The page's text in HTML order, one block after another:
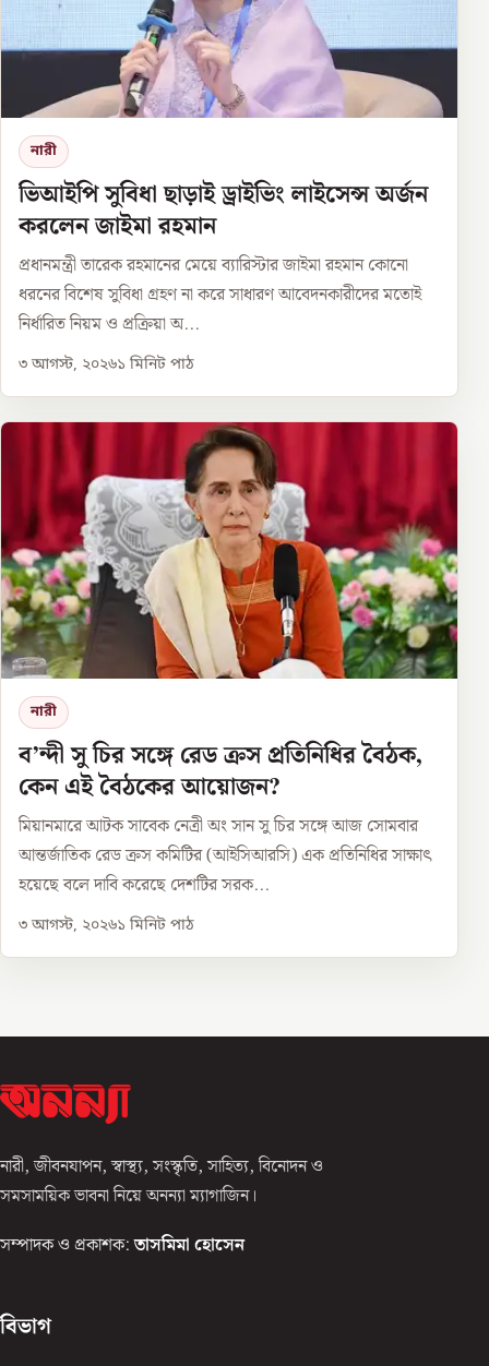
নারী
ভিআইপি সুবিধা ছাড়াই ড্রাইভিং লাইসেন্স অর্জন
করলেন জাইমা রহমান
প্রধানমন্ত্রী তারেক রহমানের মেয়ে ব্যারিস্টার জাইমা রহমান কোনো
ধরনের বিশেষ সুবিধা গ্রহণ না করে সাধারণ আবেদনকারীদের মতোই
নির্ধারিত নিয়ম ও প্রক্রিয়া অ...
৩ আগস্ট, ২০২৬১ মিনিট পাঠ
নারী
ব’ন্দী সু চির সঙ্গে রেড ক্রস প্রতিনিধির বৈঠক,
কেন এই বৈঠকের আয়োজন?
মিয়ানমারে আটক সাবেক নেত্রী অং সান সু চির সঙ্গে আজ সোমবার
আন্তর্জাতিক রেড ক্রস কমিটির (আইসিআরসি) এক প্রতিনিধির সাক্ষাৎ
হয়েছে বলে দাবি করেছে দেশটির সরক...
৩ আগস্ট, ২০২৬১ মিনিট পাঠ
নারী, জীবনযাপন, স্বাস্থ্য, সংস্কৃতি, সাহিত্য, বিনোদন ও
সমসাময়িক ভাবনা নিয়ে অনন্যা ম্যাগাজিন।
সম্পাদক ও প্রকাশক: তাসমিমা হোসেন
বিভাগ